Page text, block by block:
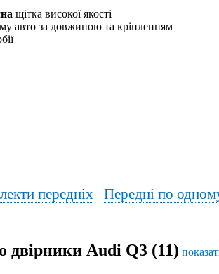
щітка високої якості
авто за довжиною та кріпленням
передніх Передні по
двірники Audi Q3 (11)